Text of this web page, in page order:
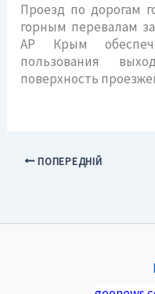
Проезд по дорогам
горным перевалам
АР Крым
пользования
поверхность
ПОПЕРЕДНІЙ